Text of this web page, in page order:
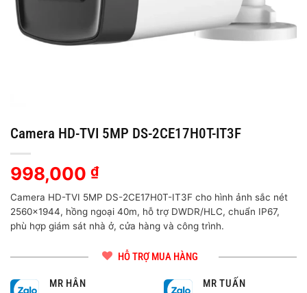
Camera HD-TVI 5MP DS-2CE17H0T-IT3F
998,000 ₫
Camera HD-TVI 5MP DS-2CE17H0T-IT3F cho hình ảnh sắc nét
2560×1944, hồng ngoại 40m, hỗ trợ DWDR/HLC, chuẩn IP67,
phù hợp giám sát nhà ở, cửa hàng và công trình.
HỖ TRỢ MUA HÀNG
MR HÂN MR TUẤN